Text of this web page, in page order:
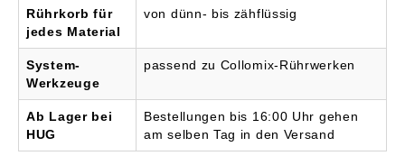
Rührkorb für
jedes Material
von dünn- bis zähflüssig
System-
Werkzeuge
passend zu Collomix-Rührwerken
Ab Lager bei
HUG
Bestellungen bis 16:00 Uhr gehen
am selben Tag in den Versand